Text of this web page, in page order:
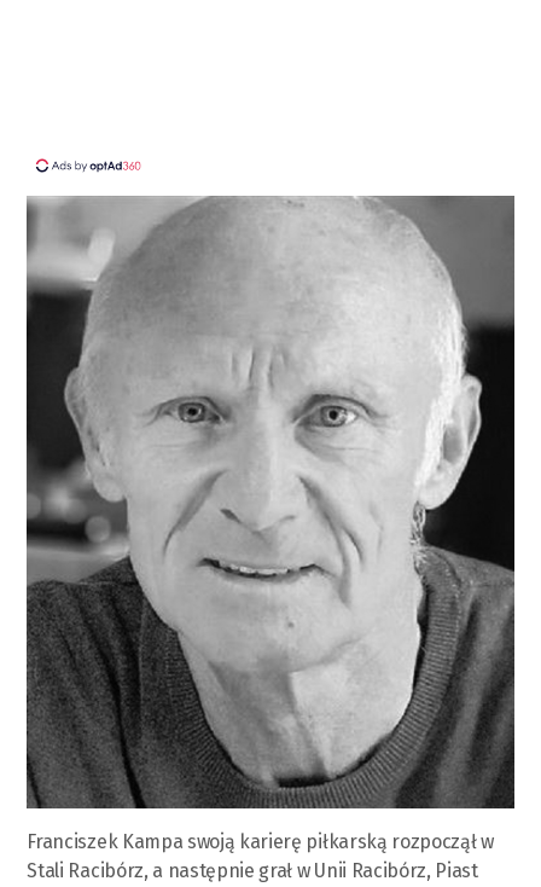
Franciszek Kampa swoją karierę piłkarską rozpoczął w
Stali Racibórz, a następnie grał w Unii Racibórz, Piast